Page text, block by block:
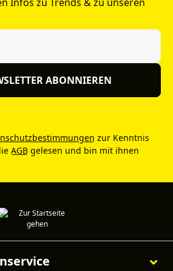
ABONNIEREN
zur Kenntnis
AGB gelesen und bin mit ihnen